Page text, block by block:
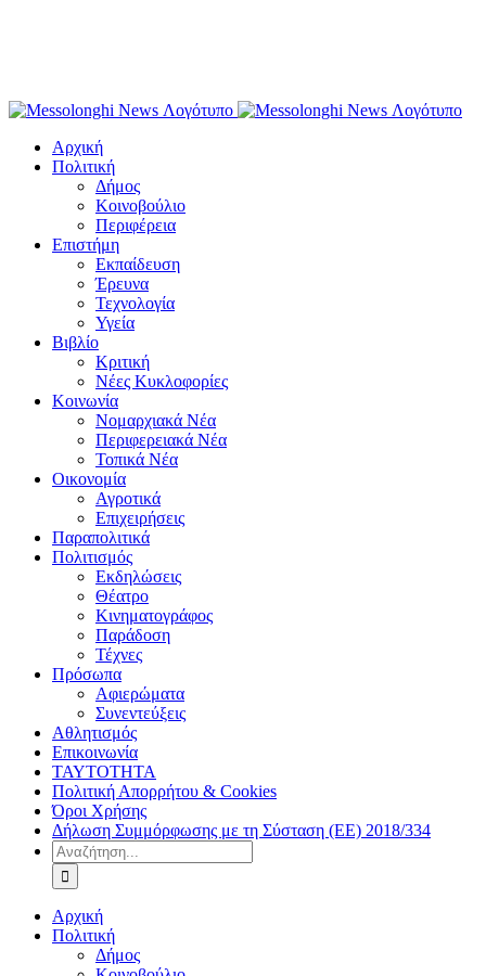
Αρχική
Πολιτική
Δήμος
Κοινοβούλιο
Περιφέρεια
Επιστήμη
Εκπαίδευση
Έρευνα
Τεχνολογία
Υγεία
Βιβλίο
Κριτική
Νέες Κυκλοφορίες
Κοινωνία
Νομαρχιακά Νέα
Περιφερειακά Νέα
Τοπικά Νέα
Οικονομία
Αγροτικά
Επιχειρήσεις
Παραπολιτικά
Πολιτισμός
Εκδηλώσεις
Θέατρο
Κινηματογράφος
Παράδοση
Τέχνες
Πρόσωπα
Αφιερώματα
Συνεντεύξεις
Αθλητισμός
Επικοινωνία
ΤΑΥΤΟΤΗΤΑ
Πολιτική Απορρήτου & Cookies
Όροι Χρήσης
Δήλωση Συμμόρφωσης με τη Σύσταση (ΕΕ) 2018/334
Αναζήτηση
για:
Αρχική
Πολιτική
Δήμος